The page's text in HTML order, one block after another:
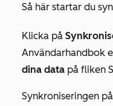
Så här startar du
Klicka på
Användarhandbok
dina data på fliken
Synkroniseringen